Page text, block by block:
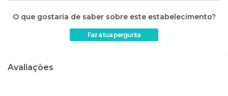
O que gostaria de saber sobre este estabelecimento?
Faz a tua pergunta
Avaliações